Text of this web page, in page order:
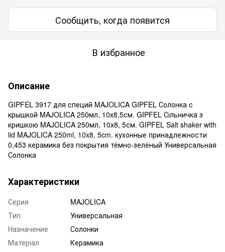
Сообщить, когда появится
В избранное
Описание
GIPFEL 3917 для специй MAJOLICA GIPFEL Солонка с
крышкой MAJOLICA 250мл, 10х8,5см. GIPFEL Сільничка з
кришкою MAJOLICA 250мл, 10х8, 5см. GIPFEL Salt shaker with
lid MAJOLICA 250ml, 10x8, 5cm. кухонные принадлежности
0,453 керамика без покрытия тёмно-зелёный Универсальная
Солонка
Характеристики
Серия
MAJOLICA
Тип
Универсальная
Назначение
Солонки
Матеріал
Керамика